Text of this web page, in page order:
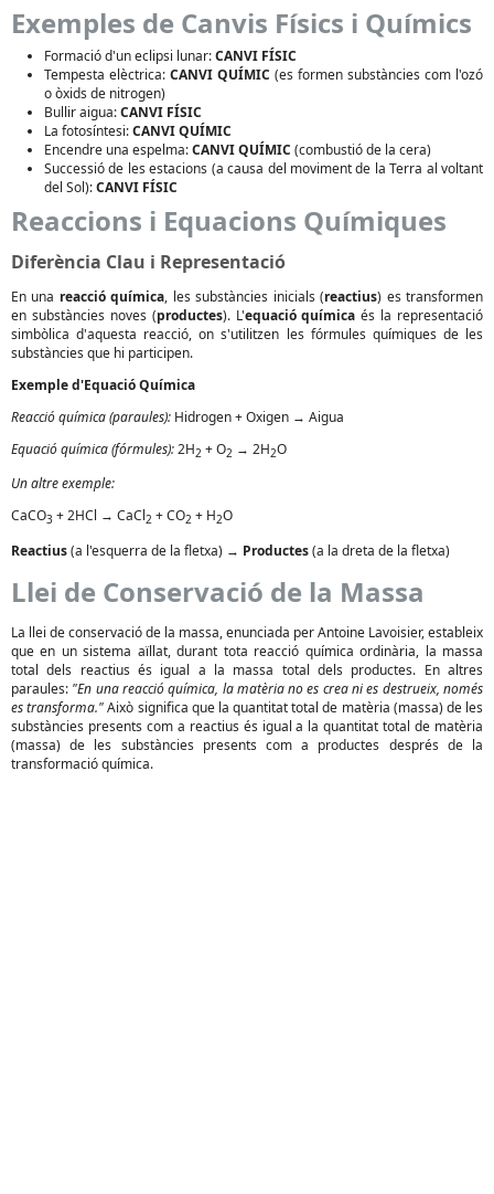
Exemples de Canvis Físics i Químics
Formació d'un eclipsi lunar:CANVI FÍSIC
Tempesta elèctrica: CANVI QUÍMIC (es formen substàncies com l'ozó
o òxids de nitrogen)
Bullir aigua:CANVI FÍSIC
La fotosíntesi:CANVI QUÍMIC
Encendre una espelma:CANVI QUÍMIC (combustió de la cera)
Successió de les estacions (a causa del moviment de la Terra al voltant
del Sol):CANVI FÍSIC
Reaccions i Equacions Químiques
Diferència Clau i Representació
En una reacció química, les substàncies inicials (reactius) es transformen
en substàncies noves (productes). L'equació química és la representació
simbòlica d'aquesta reacció, on s'utilitzen les fórmules químiques de les
substàncies que hi participen.
Exemple d'Equació Química
Reacció química (paraules): Hidrogen + Oxigen → Aigua
Equació química (fórmules):2H2 + O2 → 2H2O
Un altre exemple:
CaCO3 + 2HCl → CaCl2 + CO2 + H2O
Reactius(a l'esquerra de la fletxa) → Productes(a la dreta de la fletxa)
Llei de Conservació de la Massa
La llei de conservació de la massa, enunciada per Antoine Lavoisier, estableix
que en un sistema aïllat, durant tota reacció química ordinària, la massa
total dels reactius és igual a la massa total dels productes. En altres
paraules: "En una reacció química, la matèria no es crea ni es destrueix, només
es transforma."Això significa que la quantitat total de matèria (massa) de les
substàncies presents com a reactius és igual a la quantitat total de matèria
(massa) de les substàncies presents com a productes després de la
transformació química.